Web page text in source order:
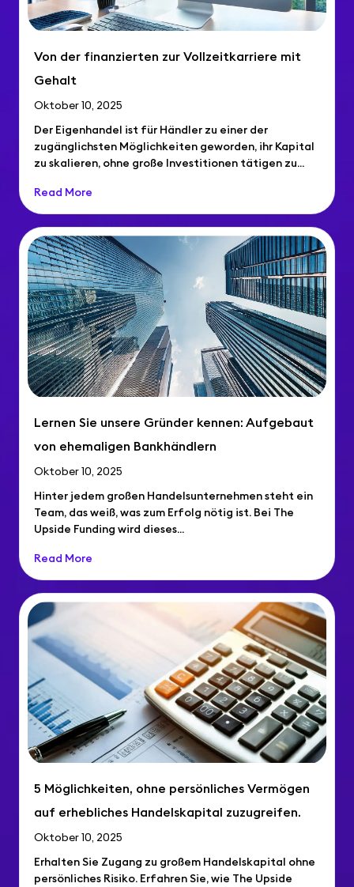
Von der finanzierten zur Vollzeitkarriere mit
Gehalt
Oktober 10, 2025
Der Eigenhandel ist für Händler zu einer der
zugänglichsten Möglichkeiten geworden, ihr Kapital
zu skalieren, ohne große Investitionen tätigen zu...
Read More
Lernen Sie unsere Gründer kennen: Aufgebaut
von ehemaligen Bankhändlern
Oktober 10, 2025
Hinter jedem großen Handelsunternehmen steht ein
Team, das weiß, was zum Erfolg nötig ist. Bei The
Upside Funding wird dieses...
Read More
5 Möglichkeiten, ohne persönliches Vermögen
auf erhebliches Handelskapital zuzugreifen.
Oktober 10, 2025
Erhalten Sie Zugang zu großem Handelskapital ohne
persönliches Risiko. Erfahren Sie, wie The Upside